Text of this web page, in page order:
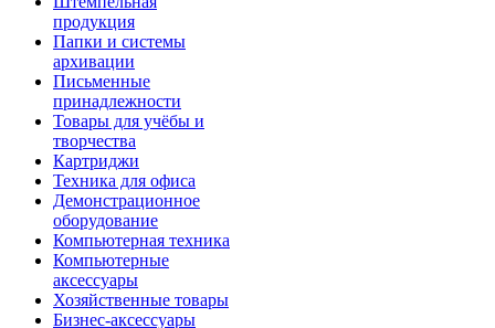
продукция
Папки и системы
архивации
Письменные
принадлежности
Товары для учёбы и
творчества
Картриджи
Техника для офиса
Демонстрационное
оборудование
Компьютерная техника
Компьютерные
аксессуары
Хозяйственные товары
Бизнес-аксессуары